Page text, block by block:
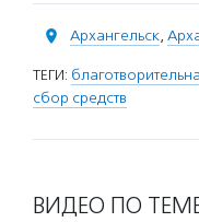
Архангельск,
ТЕГИ:
сбор средств
ВИДЕО ПО